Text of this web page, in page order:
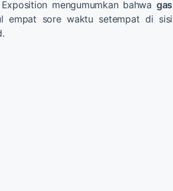
mengumumkan bahwa gas
empat sore waktu setempat di sisi